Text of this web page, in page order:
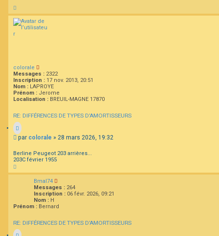
a
u
t
colorale
Messages : 2322
Inscription : 17 nov. 2013, 20:51
Nom : LAPROYE
Prénom : Jerome
Localisation : BREUIL-MAGNE 17870
RE: DIFFÉRENCES DE TYPES D’AMORTISSEURS
M
s
s
g
par colorale » 28 mars 2026, 19:32
Berline Peugeot 203 arrières...
203C février 1955
a
Bmal74
Messages : 264
Inscription : 06 févr. 2026, 09:21
Nom : H
Prénom : Bernard
RE: DIFFÉRENCES DE TYPES D’AMORTISSEURS